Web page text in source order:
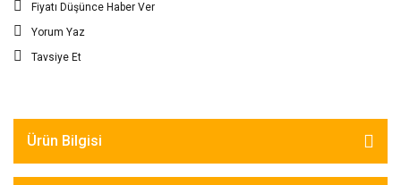
Fiyatı Düşünce Haber Ver
Yorum Yaz
Tavsiye Et
Ürün Bilgisi